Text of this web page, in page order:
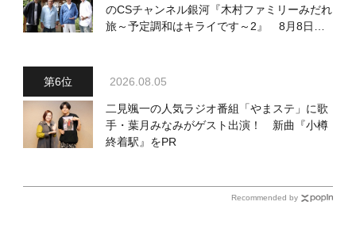
のCSチャンネル銀河『木村ファミリーみだれ
旅～予定調和はキライです～2』 8月8日
2026.08.05
二見颯一の人気ラジオ番組「やまステ」に歌
手・葉月みなみがゲスト出演！ 新曲『小樽
終着駅』をPR
Recommended by